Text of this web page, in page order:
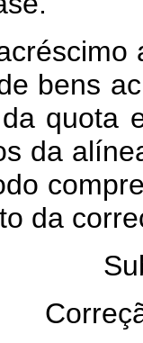
bens
quota
da
da